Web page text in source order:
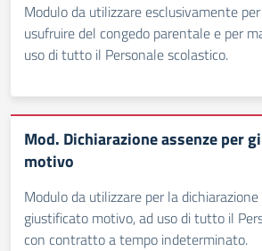
Modulo da utilizzare esclusivamente
usufruire del congedo parentale e per
uso di tutto il Personale scolastico.
Mod. Dichiarazione assenze per
motivo
Modulo da utilizzare per la
giustificato motivo, ad uso di tutto il
con contratto a tempo indeterminato.